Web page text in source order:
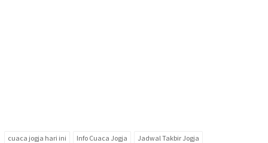
cuaca jogja hari ini Info Cuaca Jogja
Jadwal Takbir Jogja